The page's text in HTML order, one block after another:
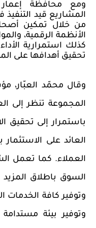
ومع محافظة إعمار
المشاريع قيد
من خلال تمكين
الأنظمة الرقمية،
كذلك استمرارية
تحقيق أهدافها على
وقال محمّد العبّار،
باستمرار إلى تحقيق
العائد على
العملاء. كما تعمل
السوق باطلاق المزيد
وتوفير كافة الخدمات
وتوفير بيئة مستدامة